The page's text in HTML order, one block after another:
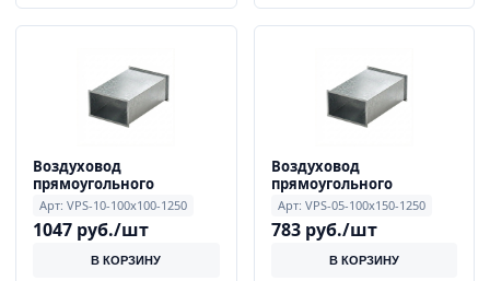
Воздуховод
прямоугольного
сечения 1.0 мм 100x100
мм, длиной 1250 мм
Арт: VPS-10-100x100-1250
1047 руб./шт
В КОРЗИНУ
Воздуховод
прямоугольного
сечения 0.5 мм 100x150
мм, длиной 1250 мм
Арт: VPS-05-100x150-1250
783 руб./шт
В КОРЗИНУ